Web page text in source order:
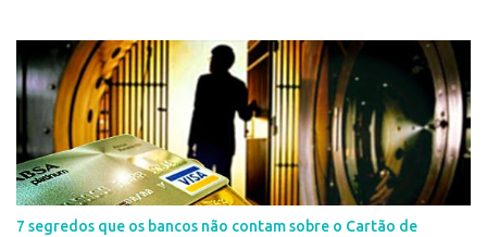
7 segredos que os bancos não contam sobre o Cartão de